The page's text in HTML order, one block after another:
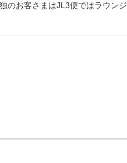
のお客さまはJL3便ではラウンジ